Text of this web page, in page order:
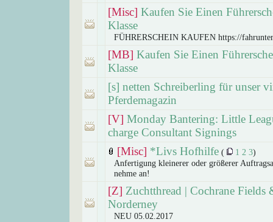
[Misc] Kaufen Sie Einen
Klasse
FÜHRERSCHEIN KAUFEN https://
[MB] Kaufen Sie Einen
Klasse
[s] netten Schreiberling für unser
Pferdemagazin
[V] Monday Bantering: Little
charge Consultant Signings
[Misc] *Livs Hofhilfe ( 1 2 3)
Anfertigung kleinerer oder größerer
nehme an!
[Z] Zuchtthread | Cochrane Fields
Norderney
NEU 05.02.2017